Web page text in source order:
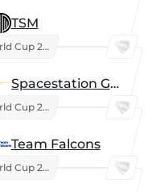
TSM
Esports World Cup 2026
Spacestation Gaming
Esports World Cup 2026
Team Falcons
Esports World Cup 2026